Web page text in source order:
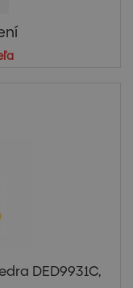
DED9931C,